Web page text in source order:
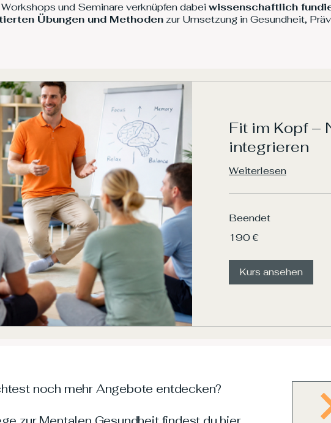
und Seminare verknüpfen dabeiwissenschaftlich
Übungen und Methodenzur Umsetzung in Gesundheit,
Fit im Kopf –
integrieren
Weiterlesen
Beendet
Euro
190 €
Kurs ansehen
noch mehr Angebote entdecken?